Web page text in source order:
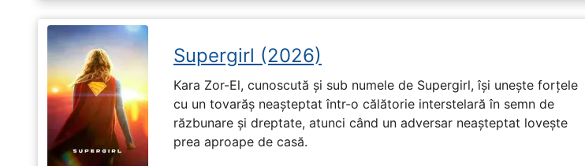
Supergirl (2026)
Kara Zor-El, cunoscută și sub numele de Supergirl, își unește forțele
cu un tovarăș neașteptat într-o călătorie interstelară în semn de
răzbunare și dreptate, atunci când un adversar neașteptat lovește
prea aproape de casă.